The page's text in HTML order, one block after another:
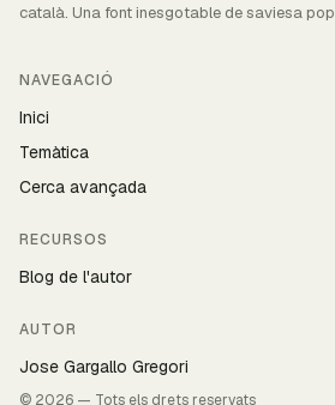
català. Una font inesgotable de saviesa
NAVEGACIÓ
Inici
Temàtica
Cerca avançada
RECURSOS
Blog de l'autor
AUTOR
Jose Gargallo Gregori
© 2026 — Tots els drets reservats